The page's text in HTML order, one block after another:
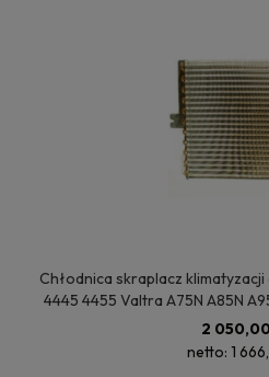
Chłodnica skraplacz
4445 4455 Valtra A75N A85N
2
netto: 1